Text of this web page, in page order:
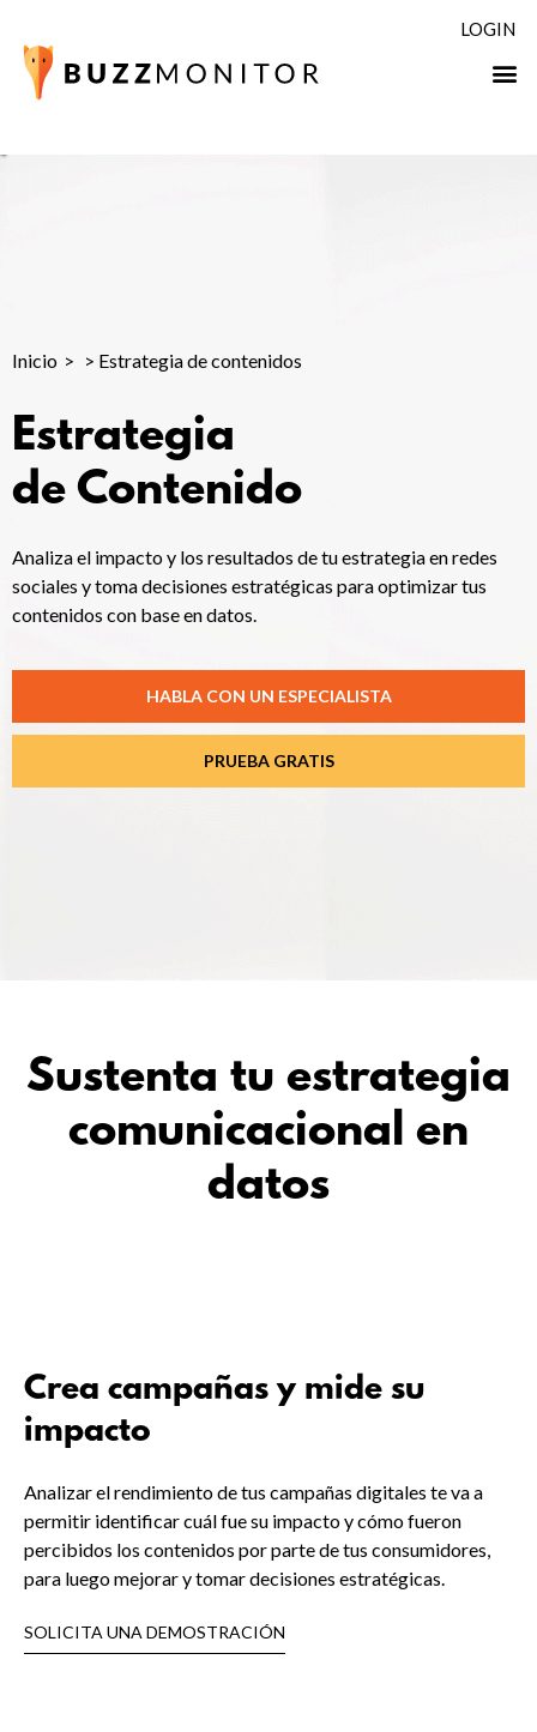
LOGIN
Inicio > Estrategia de contenidos
Estrategia
de Contenido
Analiza el impacto y los resultados de tu estrategia en redes
sociales y toma decisiones estratégicas para optimizar tus
contenidos con base en datos.
HABLA CON UN ESPECIALISTA
PRUEBA GRATIS
Sustenta tu estrategia
comunicacional en
datos
Crea campañas y mide su
impacto
Analizar el rendimiento de tus campañas digitales te va a
permitir identificar cuál fue su impacto y cómo fueron
percibidos los contenidos por parte de tus consumidores,
para luego mejorar y tomar decisiones estratégicas.
SOLICITA UNA DEMOSTRACIÓN